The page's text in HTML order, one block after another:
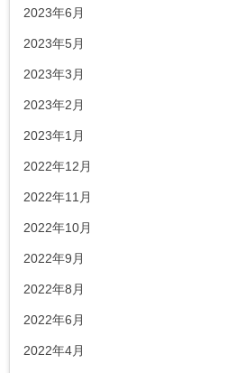
2023年6月
2023年5月
2023年3月
2023年2月
2023年1月
2022年12月
2022年11月
2022年10月
2022年9月
2022年8月
2022年6月
2022年4月